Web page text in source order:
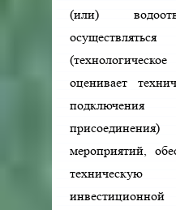
(или)
оценивает
подключения
мероприятий,
техническую